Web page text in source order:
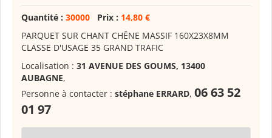
Quantité : 30000 Prix : 14,80 €
PARQUET SUR CHANT CHÊNE MASSIF 160X23X8MM
CLASSE D'USAGE 35 GRAND TRAFIC
Localisation : 31 AVENUE DES GOUMS, 13400
AUBAGNE,
Personne à contacter : stéphane ERRARD, 06 63 52
01 97